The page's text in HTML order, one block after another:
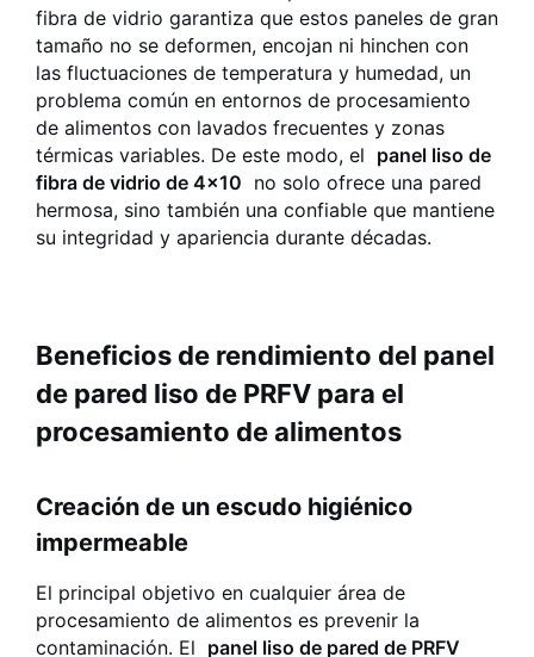
fibra de vidrio garantiza que estos paneles de gran
tamaño no se deformen, encojan ni hinchen con
las fluctuaciones de temperatura y humedad, un
problema común en entornos de procesamiento
de alimentos con lavados frecuentes y zonas
térmicas variables. De este modo, el panel liso de
fibra de vidrio de 4x10 no solo ofrece una pared
hermosa, sino también una confiable que mantiene
su integridad y apariencia durante décadas.
Beneficios de rendimiento del panel
de pared liso de PRFV para el
procesamiento de alimentos
Creación de un escudo higiénico
impermeable
El principal objetivo en cualquier área de
procesamiento de alimentos es prevenir la
contaminación. El panel liso de pared de PRFV